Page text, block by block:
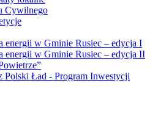
Cywilnego
energii w Gminie Rusiec – edycja I
energii w Gminie Rusiec – edycja II
Polski Ład - Program Inwestycji